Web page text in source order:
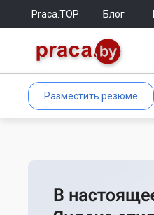
Praca.TOP Блог
Разместить резюме